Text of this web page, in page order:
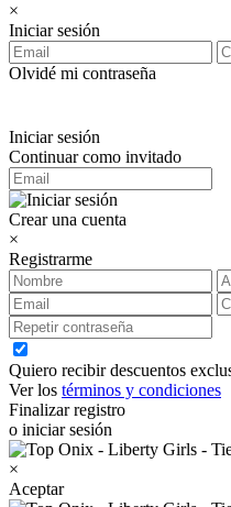
×
Iniciar sesión
Olvidé mi contraseña
Iniciar sesión
Continuar como invitado
Crear una cuenta
×
Registrarme
Quiero recibir descuentos
Ver los términos y condiciones
Finalizar registro
o iniciar sesión
×
Aceptar